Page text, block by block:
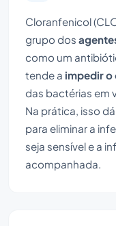
Cloranfenicol
grupo dos
como um
tende a impedir o
das bactérias em
Na prática, isso
para eliminar a
seja sensível e a
acompanhada.